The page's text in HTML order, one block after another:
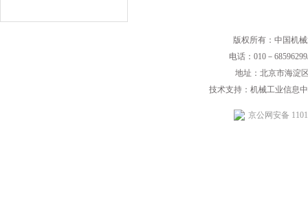
版权所有：中国机
电话：010－
地址：北京市海淀
技术支持：机械工业信息
京公网安备